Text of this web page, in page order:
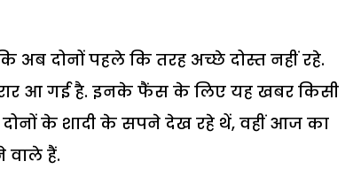
अब दोनों पहले कि तरह अच्छे दोस्त नहीं रहे.
दरार आ गई है. इनके फैंस के लिए यह खबर किसी
के शादी के सपने देख रहे थें, वहीं आज का
वाले हैं.